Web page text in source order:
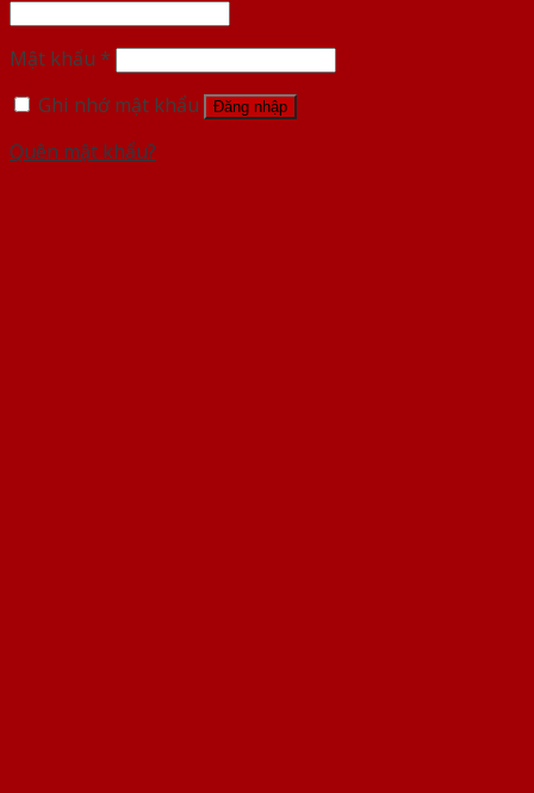
Mật khẩu *
Ghi nhớ mật khẩu
Đăng nhập
Quên mật khẩu?